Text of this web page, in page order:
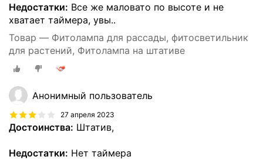
Недостатки: Все же маловато по высоте и не
хватает таймера, увы..
Товар — Фитолампа для рассады, фитосветильник
для растений, Фитолампа на штативе
Анонимный пользователь
27 апреля 2023
Достоинства: Штатив,
Недостатки: Нет таймера